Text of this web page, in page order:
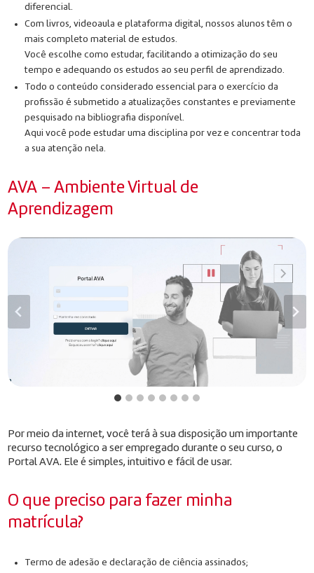
diferencial.
Com livros, videoaula e plataforma digital, nossos alunos têm o
mais completo material de estudos.
Você escolhe como estudar, facilitando a otimização do seu
tempo e adequando os estudos ao seu perfil de aprendizado.
Todo o conteúdo considerado essencial para o exercício da
profissão é submetido a atualizações constantes e previamente
pesquisado na bibliografia disponível.
Aqui você pode estudar uma disciplina por vez e concentrar toda
a sua atenção nela.
AVA – Ambiente Virtual de
Aprendizagem
Por meio da internet, você terá à sua disposição um importante
recurso tecnológico a ser empregado durante o seu curso, o
Portal AVA. Ele é simples, intuitivo e fácil de usar.
O que preciso para fazer minha
matrícula?
Termo de adesão e declaração de ciência assinados;